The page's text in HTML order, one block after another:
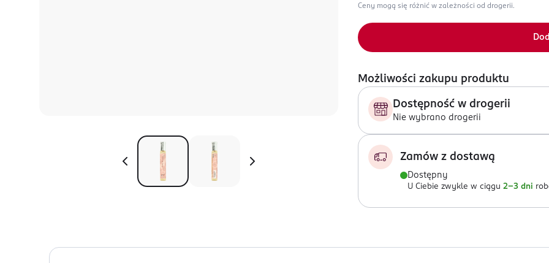
Ceny mogą się różnić w zależności od drogerii.
Możliwości zakupu produktu
Dostępność w drogerii
Nie wybrano drogerii
Zamów z dostawą
Dostępny
U Ciebie zwykle w ciągu 2-3 dni